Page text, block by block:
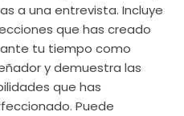
a una entrevista. Incluye
que has creado
tu tiempo como
y demuestra las
que has
Puede